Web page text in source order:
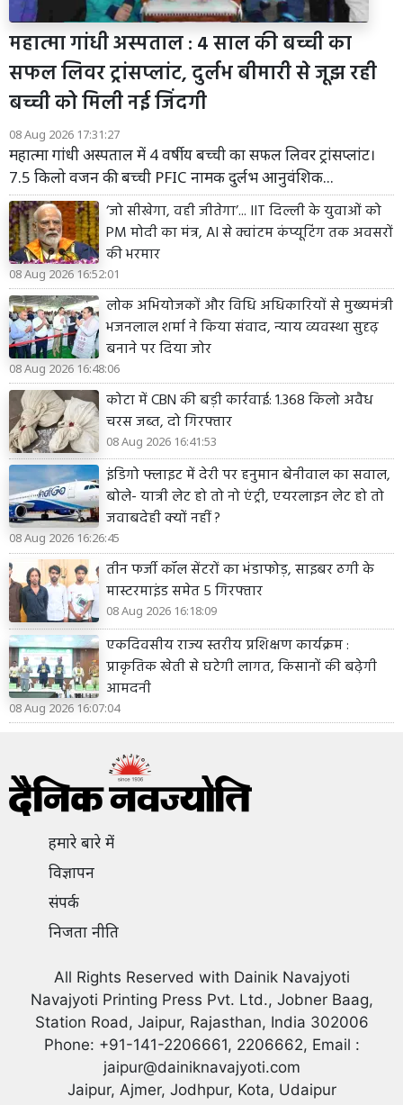
महात्मा गांधी अस्पताल : 4 साल की बच्ची का
सफल लिवर ट्रांसप्लांट, दुर्लभ बीमारी से जूझ रही
बच्ची को मिली नई जिंदगी
08 Aug 2026 17:31:27
महात्मा गांधी अस्पताल में 4 वर्षीय बच्ची का सफल लिवर ट्रांसप्लांट।
7.5 किलो वजन की बच्ची PFIC नामक दुर्लभ आनुवंशिक...
‘जो सीखेगा, वही जीतेगा’... IIT दिल्ली के युवाओं को
PM मोदी का मंत्र, AI से क्वांटम कंप्यूटिंग तक अवसरों
की भरमार
08 Aug 2026 16:52:01
लोक अभियोजकों और विधि अधिकारियों से मुख्यमंत्री
भजनलाल शर्मा ने किया संवाद, न्याय व्यवस्था सुदृढ़
बनाने पर दिया जोर
08 Aug 2026 16:48:06
कोटा में CBN की बड़ी कार्रवाई: 1.368 किलो अवैध
चरस जब्त, दो गिरफ्तार
08 Aug 2026 16:41:53
इंडिगो फ्लाइट में देरी पर हनुमान बेनीवाल का सवाल,
बोले- यात्री लेट हो तो नो एंट्री, एयरलाइन लेट हो तो
जवाबदेही क्यों नहीं ?
08 Aug 2026 16:26:45
तीन फर्जी कॉल सेंटरों का भंडाफोड़, साइबर ठगी के
मास्टरमाइंड समेत 5 गिरफ्तार
08 Aug 2026 16:18:09
एकदिवसीय राज्य स्तरीय प्रशिक्षण कार्यक्रम :
प्राकृतिक खेती से घटेगी लागत, किसानों की बढ़ेगी
आमदनी
08 Aug 2026 16:07:04
हमारे बारे में
विज्ञापन
संपर्क
निजता नीति
All Rights Reserved with Dainik Navajyoti
Navajyoti Printing Press Pvt. Ltd., Jobner Baag,
Station Road, Jaipur, Rajasthan, India 302006
Phone: +91-141-2206661, 2206662, Email :
jaipur@dainiknavajyoti.com
Jaipur, Ajmer, Jodhpur, Kota, Udaipur